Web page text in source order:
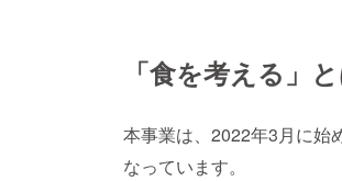
「食を考える」
本事業は、2022年3月に始
なっています。